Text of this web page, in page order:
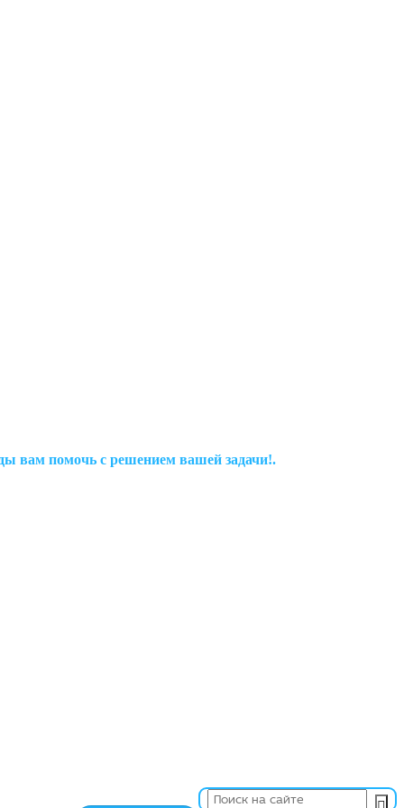
вам помочь с решением вашей задачи!.